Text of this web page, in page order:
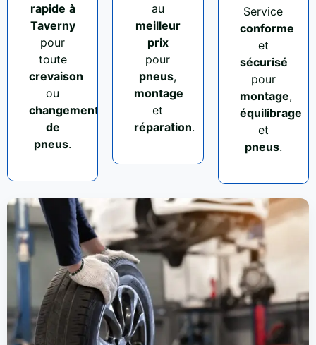
rapide à
Taverny
pour
toute
crevaison
ou
changement
de
pneus.
au
meilleur
prix
pour
pneus,
montage
et
réparation.
Service
conforme
et
sécurisé
pour
montage,
équilibrage
et
pneus.